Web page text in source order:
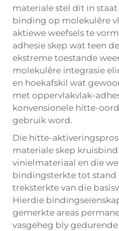
materiale stel dit in
binding op molekulêre
aktiewe weefsels te
adhesie skep wat teen
ekstreme toestande
molekulêre integrasie
en hoekafskil wat
met oppervlakvlak-
konvensionele hitte-
gebruik word.
Die hitte-
materiale skep
vinielmateriaal en die
bindingsterkte tot
treksterkte van die
Hierdie
gemerkte areas
vasgeheg bly